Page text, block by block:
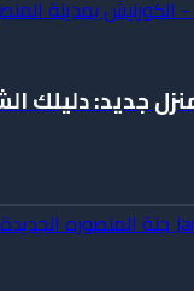
جديد: دليلك